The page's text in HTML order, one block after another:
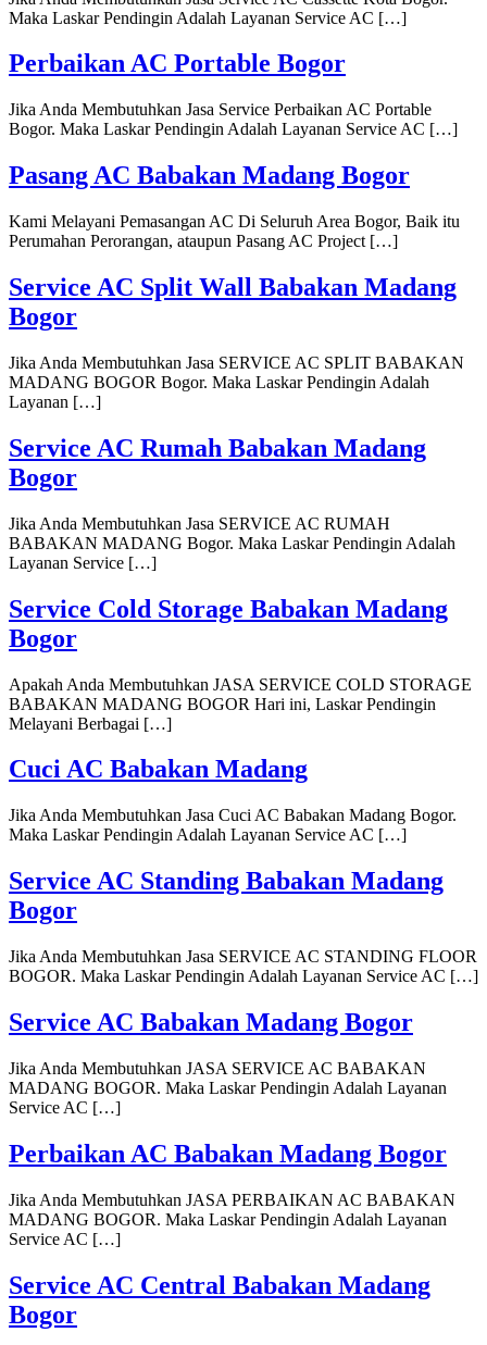
Maka Laskar Pendingin Adalah Layanan Service AC […]
Perbaikan AC Portable Bogor
Jika Anda Membutuhkan Jasa Service Perbaikan AC Portable
Bogor. Maka Laskar Pendingin Adalah Layanan Service AC […]
Pasang AC Babakan Madang Bogor
Kami Melayani Pemasangan AC Di Seluruh Area Bogor, Baik itu
Perumahan Perorangan, ataupun Pasang AC Project […]
Service AC Split Wall Babakan Madang
Bogor
Jika Anda Membutuhkan Jasa SERVICE AC SPLIT BABAKAN
MADANG BOGOR Bogor. Maka Laskar Pendingin Adalah
Layanan […]
Service AC Rumah Babakan Madang
Bogor
Jika Anda Membutuhkan Jasa SERVICE AC RUMAH
BABAKAN MADANG Bogor. Maka Laskar Pendingin Adalah
Layanan Service […]
Service Cold Storage Babakan Madang
Bogor
Apakah Anda Membutuhkan JASA SERVICE COLD STORAGE
BABAKAN MADANG BOGOR Hari ini, Laskar Pendingin
Melayani Berbagai […]
Cuci AC Babakan Madang
Jika Anda Membutuhkan Jasa Cuci AC Babakan Madang Bogor.
Maka Laskar Pendingin Adalah Layanan Service AC […]
Service AC Standing Babakan Madang
Bogor
Jika Anda Membutuhkan Jasa SERVICE AC STANDING FLOOR
BOGOR. Maka Laskar Pendingin Adalah Layanan Service AC […]
Service AC Babakan Madang Bogor
Jika Anda Membutuhkan JASA SERVICE AC BABAKAN
MADANG BOGOR. Maka Laskar Pendingin Adalah Layanan
Service AC […]
Perbaikan AC Babakan Madang Bogor
Jika Anda Membutuhkan JASA PERBAIKAN AC BABAKAN
MADANG BOGOR. Maka Laskar Pendingin Adalah Layanan
Service AC […]
Service AC Central Babakan Madang
Bogor